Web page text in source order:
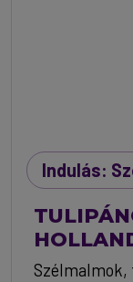
Indulás:
Szélmalmok,